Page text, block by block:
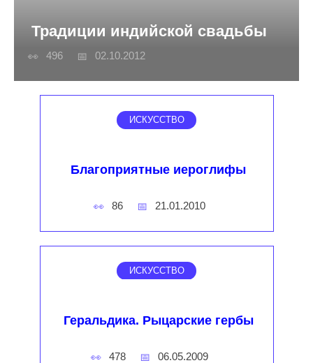
Традиции индийской свадьбы
496 02.10.2012
ИСКУССТВО
Благоприятные иероглифы
86 21.01.2010
ИСКУССТВО
Геральдика. Рыцарские гербы
478 06.05.2009